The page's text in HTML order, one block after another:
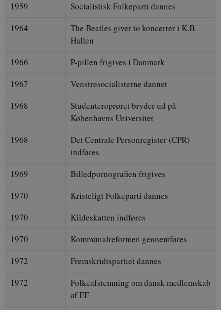
1959
Socialistisk Folkeparti dannes
1964
The Beatles giver to koncerter i K.B.
Hallen
1966
P-pillen frigives i Danmark
1967
Venstresocialisterne dannet
1968
Studenteroprøret bryder ud på
Københavns Universitet
1968
Det Centrale Personregister (CPR)
indføres
1969
Billedpornografien frigives
1970
Kristeligt Folkeparti dannes
1970
Kildeskatten indføres
1970
Kommunalreformen gennemføres
1972
Fremskridtspartiet dannes
1972
Folkeafstemning om dansk medlemskab
af EF